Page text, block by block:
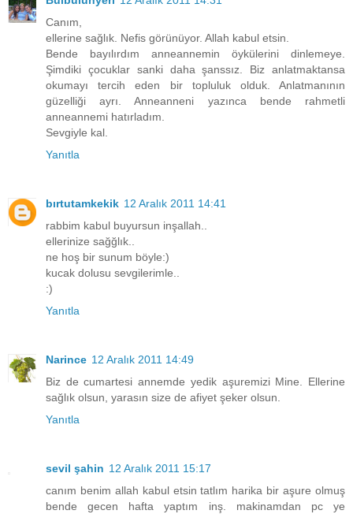
Canım,
ellerine sağlık. Nefis görünüyor. Allah kabul etsin.
Bende bayılırdım anneannemin öykülerini dinlemeye.
Şimdiki çocuklar sanki daha şanssız. Biz anlatmaktansa
okumayı tercih eden bir topluluk olduk. Anlatmanının
güzelliği ayrı. Anneanneni yazınca bende rahmetli
anneannemi hatırladım.
Sevgiyle kal.
Yanıtla
bırtutamkekik 12 Aralık 2011 14:41
rabbim kabul buyursun inşallah..
ellerinize sağğlık..
ne hoş bir sunum böyle:)
kucak dolusu sevgilerimle..
:)
Yanıtla
Narince 12 Aralık 2011 14:49
Biz de cumartesi annemde yedik aşuremizi Mine. Ellerine
sağlık olsun, yarasın size de afiyet şeker olsun.
Yanıtla
sevil şahin 12 Aralık 2011 15:17
canım benim allah kabul etsin tatlım harika bir aşure olmuş
bende gecen hafta yaptım inş. makinamdan pc ye